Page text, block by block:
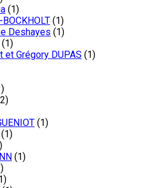
(1)
(1)
Deshayes (1)
(1)
Grégory DUPAS (1)
(1)
(1)
(1)